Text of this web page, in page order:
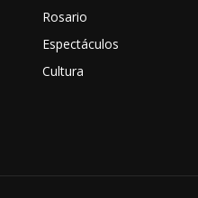
Rosario
Espectáculos
Cultura